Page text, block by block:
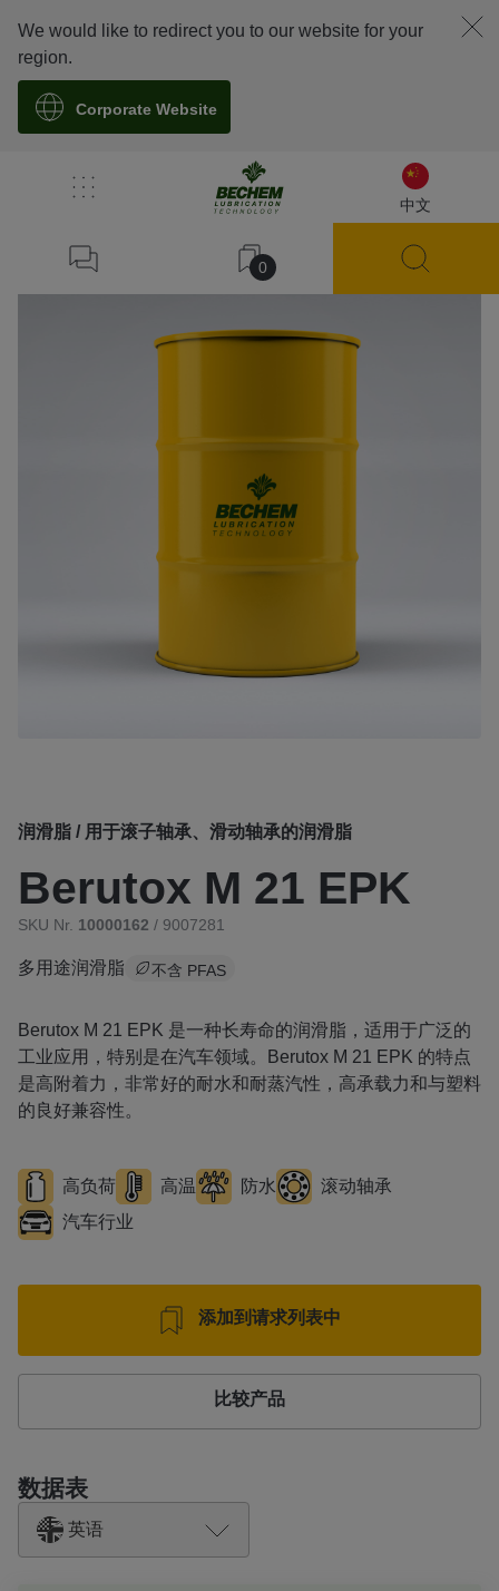
中文
0
We would like to redirect you to our website for your
region.
Corporate Website
溯源
润滑脂 / 用于滚子轴承、滑动轴承的润滑脂
Berutox M 21 EPK
SKU Nr. 10000162 / 9007281
多用途润滑脂 不含 PFAS
Berutox M 21 EPK 是一种长寿命的润滑脂，适用于广泛的
工业应用，特别是在汽车领域。Berutox M 21 EPK 的特点
是高附着力，非常好的耐水和耐蒸汽性，高承载力和与塑料
的良好兼容性。
高负荷 高温 防水
滚动轴承
汽车行业
添加到请求列表中
比较产品
数据表
英语